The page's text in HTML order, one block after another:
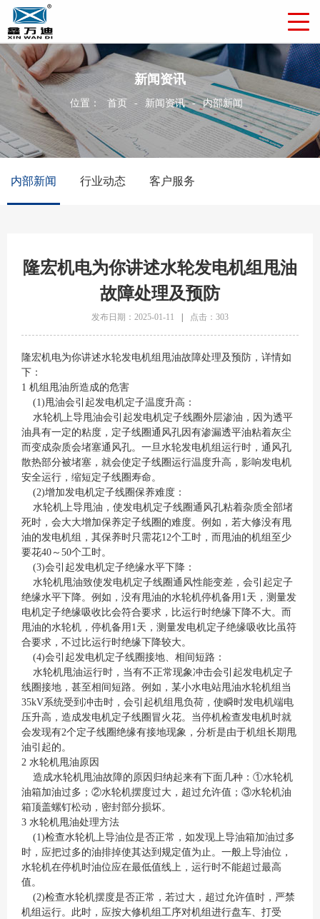
新闻资讯
位置： 首页 - 新闻资讯 - 内部新闻
内部新闻 行业动态 客户服务
隆宏机电为你讲述水轮发电机组甩油
故障处理及预防
发布日期：2025-01-11 点击：303
隆宏机电为你讲述水轮发电机组甩油故障处理及预防，详情如
下：
1 机组甩油所造成的危害
(1)甩油会引起发电机定子温度升高：
水轮机上导甩油会引起发电机定子线圈外层渗油，因为透平
油具有一定的粘度，定子线圈通风孔因有渗漏透平油粘着灰尘
而变成杂质会堵塞通风孔。一旦水轮发电机组运行时，通风孔
散热部分被堵塞，就会使定子线圈运行温度升高，影响发电机
安全运行，缩短定子线圈寿命。
(2)增加发电机定子线圈保养难度：
水轮机上导甩油，使发电机定子线圈通风孔粘着杂质全部堵
死时，会大大增加保养定子线圈的难度。例如，若大修没有甩
油的发电机组，其保养时只需花12个工时，而甩油的机组至少
要花40～50个工时。
(3)会引起发电机定子绝缘水平下降：
水轮机甩油致使发电机定子线圈通风性能变差，会引起定子
绝缘水平下降。例如，没有甩油的水轮机停机备用1天，测量发
电机定子绝缘吸收比会符合要求，比运行时绝缘下降不大。而
甩油的水轮机，停机备用1天，测量发电机定子绝缘吸收比虽符
合要求，不过比运行时绝缘下降较大。
(4)会引起发电机定子线圈接地、相间短路：
水轮机甩油运行时，当有不正常现象冲击会引起发电机定子
线圈接地，甚至相间短路。例如，某小水电站甩油水轮机组当
35kV系统受到冲击时，会引起机组甩负荷，使瞬时发电机端电
压升高，造成发电机定子线圈冒火花。当停机检查发电机时就
会发现有2个定子线圈绝缘有接地现象，分析是由于机组长期甩
油引起的。
2 水轮机甩油原因
造成水轮机甩油故障的原因归纳起来有下面几种：①水轮机
油箱加油过多；②水轮机摆度过大，超过允许值；③水轮机油
箱顶盖螺钉松动，密封部分损坏。
3 水轮机甩油处理方法
(1)检查水轮机上导油位是否正常，如发现上导油箱加油过多
时，应把过多的油排掉使其达到规定值为止。一般上导油位，
水轮机在停机时油位应在最低值线上，运行时不能超过最高
值。
(2)检查水轮机摆度是否正常，若过大，超过允许值时，严禁
机组运行。此时，应按大修机组工序对机组进行盘车、打受